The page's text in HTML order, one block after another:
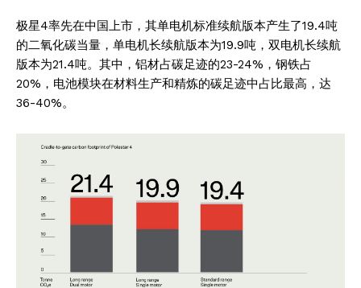
极星4率先在中国上市，其单电机标准续航版本产生了19.4吨
的二氧化碳当量，单电机长续航版本为19.9吨，双电机长续航
版本为21.4吨。其中，铝材占碳足迹的23-24%，钢铁占
20%，电池模块在材料生产和精炼的碳足迹中占比最高，达
36-40%。